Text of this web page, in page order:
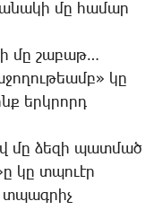
մը հա­մար
մը շա­բաթ…
կը
երկ­րորդ
մը ձե­զի պատ­մած
կը տպո­ւէր
տպագրիչ